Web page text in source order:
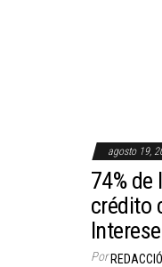
agosto 19,
74%
crédito
Por